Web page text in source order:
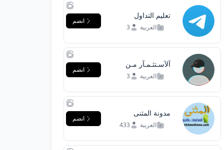
تعليم التداول
العربية 3
انضم
آلآسـتثـمـآر مـن
آلآنترنتالعربية 3
انضم
مدونة المثنى
العربية 433
انضم